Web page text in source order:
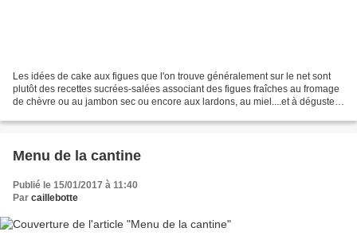
Les idées de cake aux figues que l'on trouve généralement sur le net sont
plutôt des recettes sucrées-salées associant des figues fraîches au fromage
de chèvre ou au jambon sec ou encore aux lardons, au miel....et à déguster
Menu de la cantine
Publié le 15/01/2017 à 11:40
Par caillebotte